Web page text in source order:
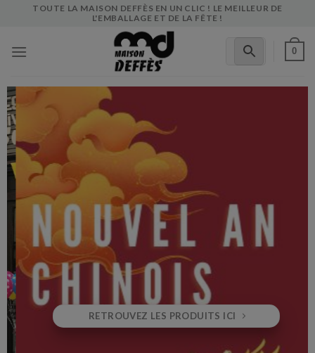
TOUTE LA MAISON DEFFÈS EN UN CLIC ! LE MEILLEUR DE
L'EMBALLAGE ET DE LA FÊTE !
0
RETROUVEZ LES PRODUITS ICI